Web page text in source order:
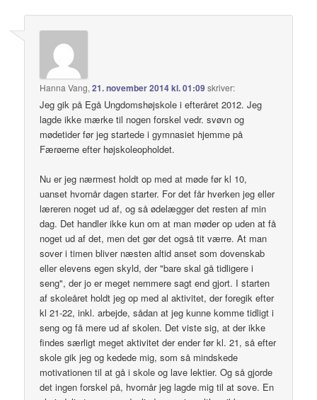
Hanna Vang,21. november 2014 kl. 01:09skriver:
Jeg gik på Egå Ungdomshøjskole i efteråret 2012. Jeg
lagde ikke mærke til nogen forskel vedr. svøvn og
mødetider før jeg startede i gymnasiet hjemme på
Færøerne efter højskoleopholdet.
Nu er jeg nærmest holdt op med at møde før kl 10,
uanset hvornår dagen starter. For det får hverken jeg eller
læreren noget ud af, og så ødelægger det resten af min
dag. Det handler ikke kun om at man møder op uden at få
noget ud af det, men det gør det også tit værre. At man
sover i timen bliver næsten altid anset som dovenskab
eller elevens egen skyld, der "bare skal gå tidligere i
seng", der jo er meget nemmere sagt end gjort. I starten
af skoleåret holdt jeg op med al aktivitet, der foregik efter
kl 21-22, inkl. arbejde, sådan at jeg kunne komme tidligt i
seng og få mere ud af skolen. Det viste sig, at der ikke
findes særligt meget aktivitet der ender før kl. 21, så efter
skole gik jeg og kedede mig, som så mindskede
motivationen til at gå i skole og lave lektier. Og så gjorde
det ingen forskel på, hvornår jeg lagde mig til at sove. En